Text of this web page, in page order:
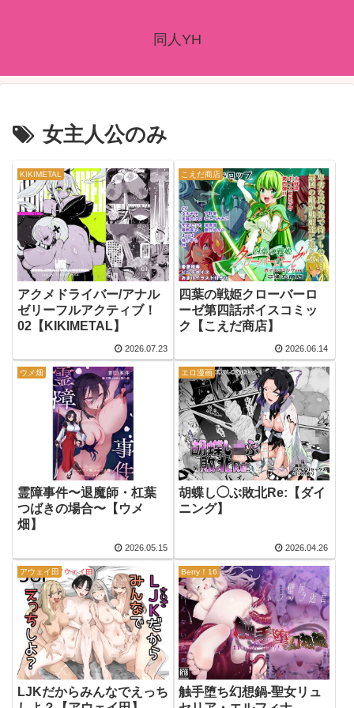
同人YH
女主人公のみ
KIKIMETAL
アクメドライバー/アナル
ゼリーフルアクティブ！
02【KIKIMETAL】
2026.07.23
こえだ商店
四葉の戦姫クローバーロ
ーゼ第四話ボイスコミッ
ク【こえだ商店】
2026.06.14
ウメ畑
霊障事件〜退魔師・杠葉
つばきの場合〜【ウメ
畑】
2026.05.15
エロ漫画
胡蝶し◯ぶ敗北Re:【ダイ
ニング】
2026.04.26
アウェイ田
LJKだからみんなでえっち
Berry！16
触手堕ち幻想鍋-聖女リュ